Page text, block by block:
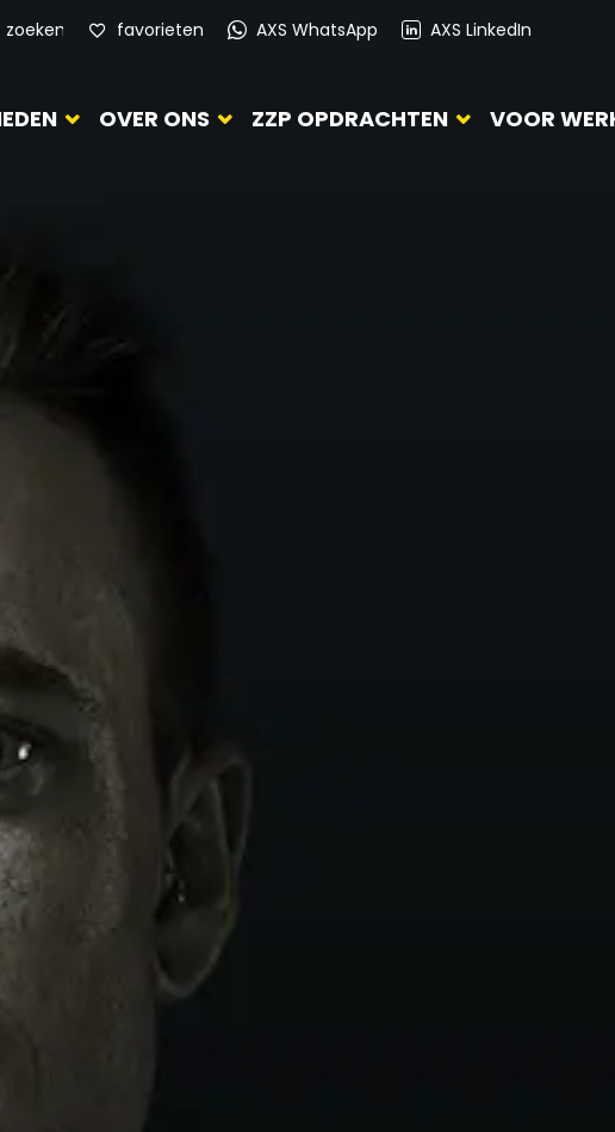
favorieten AXS WhatsApp AXS LinkedIn
OVER ONS ZZP OPDRACHTEN VOOR